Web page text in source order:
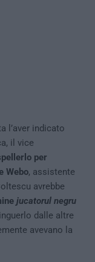
l’aver indicato
il vice
per
Webo, assistente
avrebbe
jucatorul negru
dalle altre
avevano la